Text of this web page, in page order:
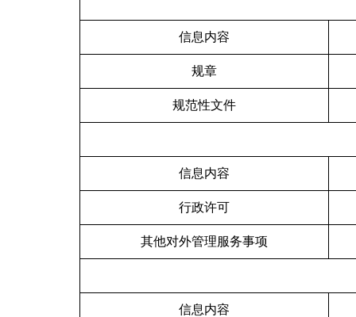
信息内容
规章
规范性文件
信息内容
行政许可
其他对外管理服务事项
信息内容